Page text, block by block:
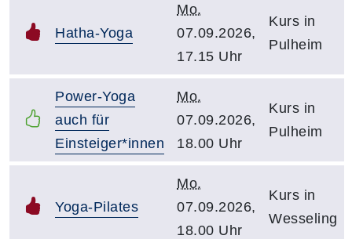
Hatha-Yoga
Mo.
07.09.2026,
17.15 Uhr
Kurs in
Pulheim
Power-Yoga
auch für
Einsteiger*innen
Mo.
07.09.2026,
18.00 Uhr
Kurs in
Pulheim
Yoga-Pilates
Mo.
07.09.2026,
18.00 Uhr
Kurs in
Wesseling